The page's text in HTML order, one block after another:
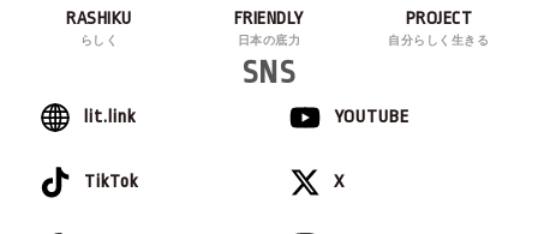
RASHIKU
らしく
FRIENDLY
日本の底力
PROJECT
自分らしく生きる
SNS
lit.link YOUTUBE
TikTok X